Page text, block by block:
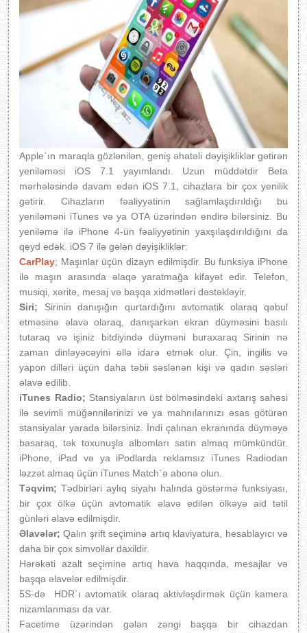
Apple`ın maraqla gözlənilən, geniş əhatəli dəyişikliklər gətirən
yeniləməsi iOS 7.1 yayımlandı. Uzun müddətdir Beta
mərhələsində davam edən iOS 7.1, cihazlara bir çox yenilik
gətirir. Cihazların fəaliyyətinin sağlamlaşdırıldığı bu
yeniləməni iTunes və ya OTA üzərindən endirə bilərsiniz. Bu
yeniləmə ilə iPhone 4-ün fəaliyyətinin yaxşılaşdırıldığını da
qeyd edək. iOS 7 ilə gələn dəyişikliklər:
CarPlay; Maşınlar üçün dizayn edilmişdir. Bu funksiya iPhone
ilə maşın arasında əlaqə yaratmağa kifayət edir. Telefon,
musiqi, xəritə, mesaj və başqa xidmətləri dəstəkləyir.
Siri; Sirinin danışığın qurtardığını avtomatik olaraq qəbul
etməsinə əlavə olaraq, danışarkən ekran düyməsini basılı
tutaraq və işiniz bitdiyində düyməni buraxaraq Sirinin nə
zaman dinləyəcəyini əllə idarə etmək olur. Çin, ingilis və
yapon dilləri üçün daha təbii səslənən kişi və qadın səsləri
əlavə edilib.
iTunes Radio; Stansiyaların üst bölməsindəki axtarış sahəsi
ilə sevimli müğənnilərinizi və ya mahnılarınızı əsas götürən
stansiyalar yarada bilərsiniz. İndi çalınan ekranında düyməyə
basaraq, tək toxunuşla albomları satın almaq mümkündür.
iPhone, iPad və ya iPodlarda reklamsız iTunes Radiodan
ləzzət almaq üçün iTunes Match`ə abonə olun.
Təqvim; Tədbirləri aylıq siyahı halında göstərmə funksiyası,
bir çox ölkə üçün avtomatik əlavə edilən ölkəyə aid tətil
günləri əlavə edilmişdir.
Əlavələr;Qalın şrift seçiminə artıq klaviyatura, hesablayıcı və
daha bir çox simvollar daxildir.
Hərəkəti azalt seçiminə artıq hava haqqında, mesajlar və
başqa əlavələr edilmişdir.
5S-də HDR`ı avtomatik olaraq aktivləşdirmək üçün kamera
nizamlanması da var.
Facetime üzərindən gələn zəngi başqa bir cihazdan